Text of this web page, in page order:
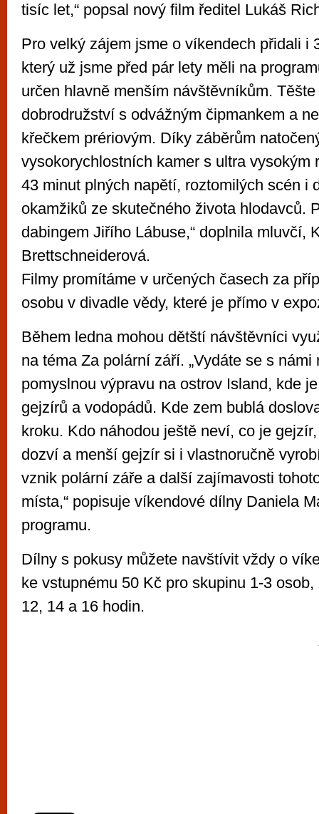
tisíc let,“ popsal nový film ředitel Lukáš
Pro velký zájem jsme o víkendech přidali i
který už jsme před pár lety měli na
určen hlavně menším návštěvníkům.
dobrodružství s odvážným čipmankem a
křečkem prériovým. Díky záběrům
vysokorychlostních kamer s ultra vysokým
43 minut plných napětí, roztomilých scén i
okamžiků ze skutečného života hlodavců.
dabingem Jiřího Lábuse,“ doplnila mluvčí,
Brettschneiderová.
Filmy promítáme v určených časech za
osobu v divadle vědy, které je přímo v
Během ledna mohou dětští návštěvníci
na téma Za polární září. „Vydáte se s námi
pomyslnou výpravu na ostrov Island, kde
gejzírů a vodopádů. Kde zem bublá
kroku. Kdo náhodou ještě neví, co je
dozví a menší gejzír si i vlastnoručně
vznik polární záře a další zajímavosti
místa,“ popisuje víkendové dílny Daniela
programu.
Dílny s pokusy můžete navštívit vždy o
ke vstupnému 50 Kč pro skupinu 1-3
12, 14 a 16 hodin.